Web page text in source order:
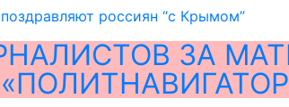
россиян “с Крымом”
ЗА